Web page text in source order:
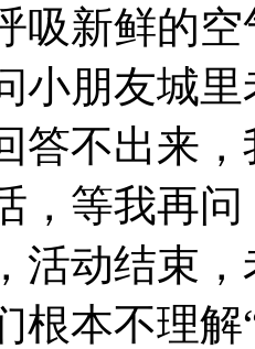
吸新鲜的
小朋友城
答不出来
，等我再
活动结束
根本不理解